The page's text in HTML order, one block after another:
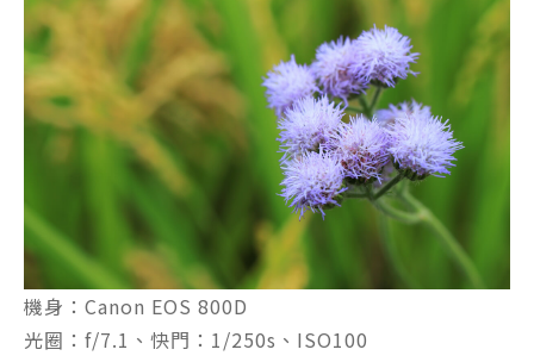
機身：Canon EOS 800D
光圈：f/7.1、快門：1/250s、ISO100